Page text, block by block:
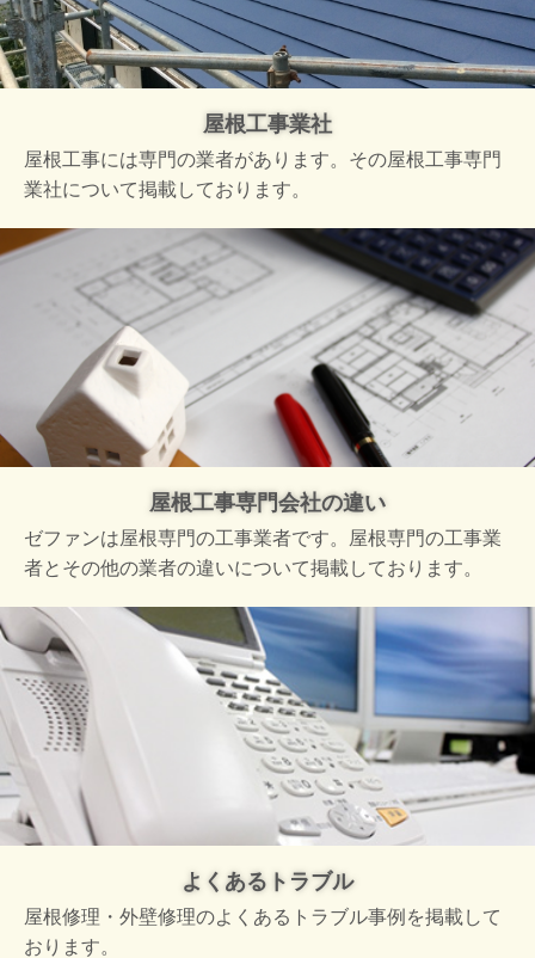
屋根工事業社
屋根工事には専門の業者があります。その屋根工事専門
業社について掲載しております。
屋根工事専門会社の違い
ゼファンは屋根専門の工事業者です。屋根専門の工事業
者とその他の業者の違いについて掲載しております。
よくあるトラブル
屋根修理・外壁修理のよくあるトラブル事例を掲載して
おります。